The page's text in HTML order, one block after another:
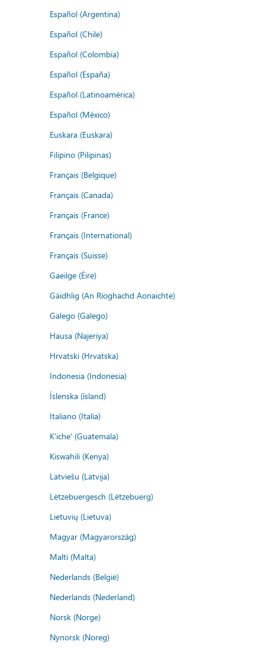
Español (Argentina)
Español (Chile)
Español (Colombia)
Español (España)
Español (Latinoamérica)
Español (México)
Euskara (Euskara)
Filipino (Pilipinas)
Français (Belgique)
Français (Canada)
Français (France)
Français (International)
Français (Suisse)
Gaeilge (Éire)
Gàidhlig (An Rìoghachd Aonaichte)
Galego (Galego)
Hausa (Najeriya)
Hrvatski (Hrvatska)
Indonesia (Indonesia)
Íslenska (ísland)
Italiano (Italia)
K'iche' (Guatemala)
Kiswahili (Kenya)
Latviešu (Latvija)
Lëtzebuergesch (Lëtzebuerg)
Lietuvių (Lietuva)
Magyar (Magyarország)
Malti (Malta)
Nederlands (België)
Nederlands (Nederland)
Norsk (Norge)
Nynorsk (Noreg)